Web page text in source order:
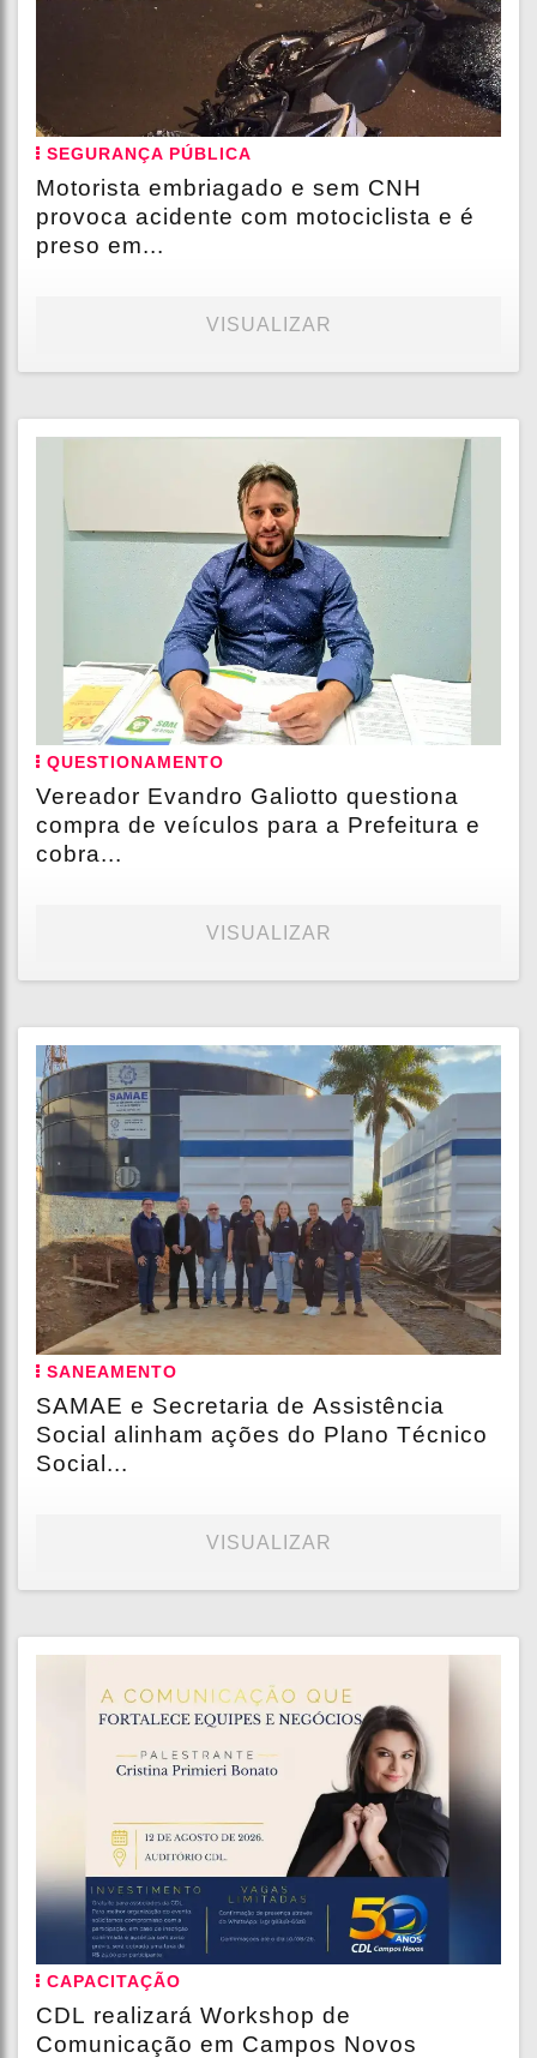
SEGURANÇA PÚBLICA
Motorista embriagado e sem CNH
provoca acidente com motociclista e é
preso em...
VISUALIZAR
QUESTIONAMENTO
Vereador Evandro Galiotto questiona
compra de veículos para a Prefeitura e
cobra...
VISUALIZAR
SANEAMENTO
SAMAE e Secretaria de Assistência
Social alinham ações do Plano Técnico
Social...
VISUALIZAR
CAPACITAÇÃO
CDL realizará Workshop de
Comunicação em Campos Novos